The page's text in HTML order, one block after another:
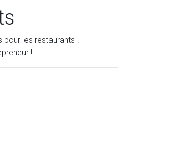
les restaurants !
!